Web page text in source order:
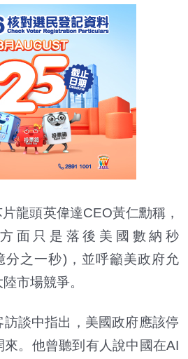
龍頭英偉達CEO黃仁勳稱，
面只是落後美國數納秒
分之一秒)，並呼籲美政府允
市場競爭。
談中指出，美國政府應該停
來。他曾聽到有人說中國在AI